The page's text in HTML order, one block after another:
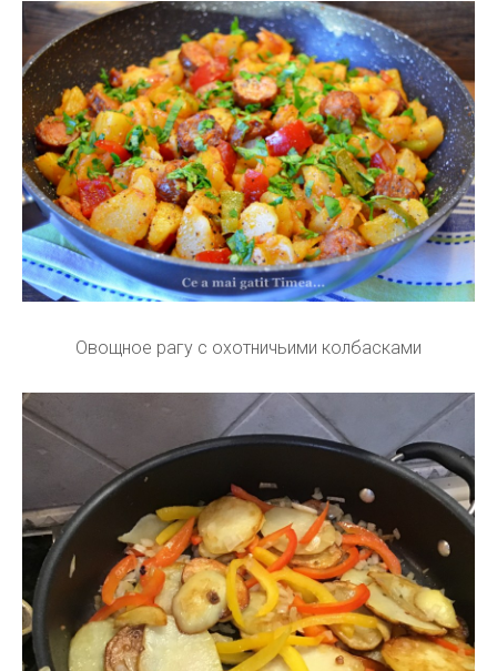
Овощное рагу с охотничьими колбасками